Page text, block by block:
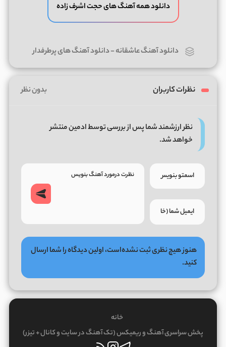
دانلود همه آهنگ های حجت اشرف زاده
دانلود آهنگ عاشقانه-دانلود آهنگ های پرطرفدار
نظرات کاربران بدون نظر
نظر ارزشمند شما پس از بررسی توسط ادمین منتشر
خواهد شد.
هنوز هیچ نظری ثبت نشده‌است، اولین دیدگاه را شما ارسال
کنید.
خانه
پخش سراسری آهنگ و ریمیکس (تک آهنگ در سایت و کانال + تیزر)